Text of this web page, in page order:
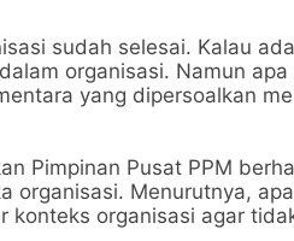
sudah selesai. Kalau
organisasi. Namun
yang dipersoalkan
Pimpinan Pusat PPM
organisasi. Menurutnya,
konteks organisasi agar